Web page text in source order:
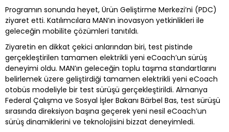
Programın sonunda heyet, Ürün Geliştirme Merkezi’ni (PDC)
ziyaret etti. Katılımcılara MAN’ın inovasyon yetkinlikleri ile
geleceğin mobilite çözümleri tanıtıldı.
Ziyaretin en dikkat çekici anlarından biri, test pistinde
gerçekleştirilen tamamen elektrikli yeni eCoach’un sürüş
deneyimi oldu. MAN’ın geleceğin toplu taşıma standartlarını
belirlemek üzere geliştirdiği tamamen elektrikli yeni eCoach
otobüs modeliyle bir test sürüşü gerçekleştirildi. Almanya
Federal Çalışma ve Sosyal İşler Bakanı Bärbel Bas, test sürüşü
sırasında direksiyon başına geçerek yeni nesil eCoach’un
sürüş dinamiklerini ve teknolojisini bizzat deneyimledi.